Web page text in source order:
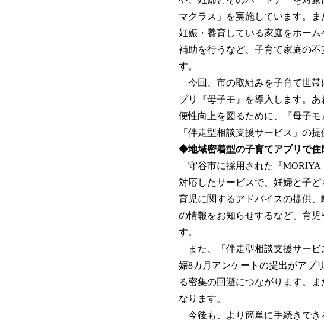
マクラス」を実施しています。
妊娠・養育している家庭をホー
補助を行うなど、子育て家庭の
す。
今回、市の取組みを子育て世帯
プリ『母子モ』を導入します。
便性向上を図るために、『母子
「伴走型相談支援サービス」の提
◆地域密着型の子育てアプリで住
守谷市に採用された『MORIYA
対応したサービスで、妊婦と子
育児に関するアドバイスの提供
の情報をお知らせするなど、育
す。
また、「伴走型相談支援サービ
娠8カ月アンケートの提出がアプ
る密集の回避につながります。
なります。
今後も、より簡単に手続きでき